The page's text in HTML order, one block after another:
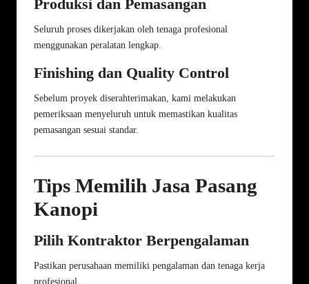
Produksi dan Pemasangan
Seluruh proses dikerjakan oleh tenaga profesional
menggunakan peralatan lengkap.
Finishing dan Quality Control
Sebelum proyek diserahterimakan, kami melakukan
pemeriksaan menyeluruh untuk memastikan kualitas
pemasangan sesuai standar.
Tips Memilih Jasa Pasang
Kanopi
Pilih Kontraktor Berpengalaman
Pastikan perusahaan memiliki pengalaman dan tenaga kerja
profesional.